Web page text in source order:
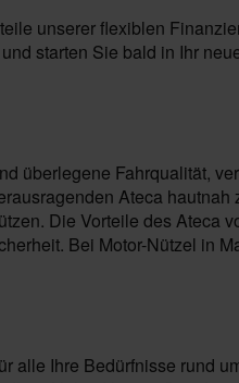
unserer flexiblen
starten Sie bald in Ihr
überlegene Fahrqualität,
Ateca hautnah
Die Vorteile des Ateca
Bei Motor-Nützel in
alle Ihre Bedürfnisse rund